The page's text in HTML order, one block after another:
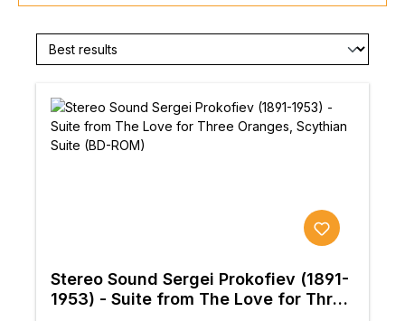
Stereo Sound Sergei Prokofiev (1891-
1953) - Suite from The Love for Three